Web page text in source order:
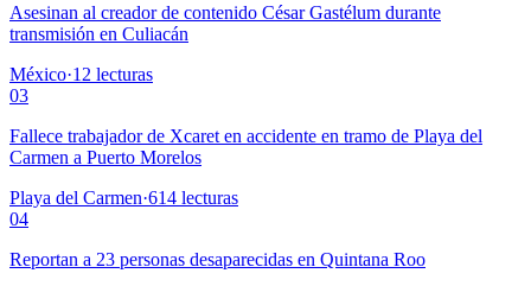
Asesinan al creador de contenido César Gastélum durante
transmisión en Culiacán
México·12 lecturas
03
Fallece trabajador de Xcaret en accidente en tramo de Playa del
Carmen a Puerto Morelos
Playa del Carmen·614 lecturas
04
Reportan a 23 personas desaparecidas en Quintana Roo